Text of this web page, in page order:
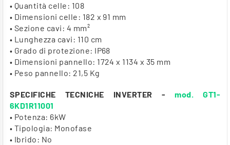
• Quantità celle: 108
• Dimensioni celle: 182 x 91 mm
• Sezione cavi: 4 mm²
• Lunghezza cavi: 110 cm
• Grado di protezione: IP68
• Dimensioni pannello: 1724 x 1134 x 35 mm
• Peso pannello: 21,5 Kg
SPECIFICHE TECNICHE INVERTER -mod. GT1-
6KD1R11001
• Potenza: 6kW
• Tipologia: Monofase
• Ibrido: No